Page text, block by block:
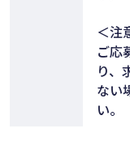
＜注
ご応
り、
ない
い。